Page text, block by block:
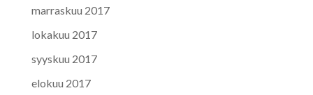
marraskuu 2017
lokakuu 2017
syyskuu 2017
elokuu 2017